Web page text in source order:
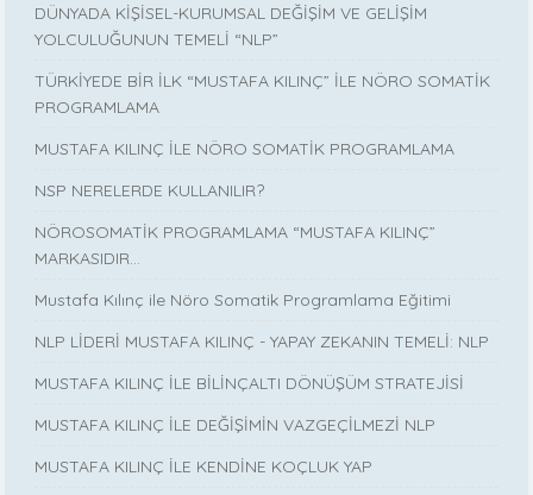
DÜNYADA KİŞİSEL-KURUMSAL DEĞİŞİM VE GELİŞİM
YOLCULUĞUNUN TEMELİ “NLP”
TÜRKİYEDE BİR İLK “MUSTAFA KILINÇ” İLE NÖRO SOMATİK
PROGRAMLAMA
MUSTAFA KILINÇ İLE NÖRO SOMATİK PROGRAMLAMA
NSP NERELERDE KULLANILIR?
NÖROSOMATİK PROGRAMLAMA “MUSTAFA KILINÇ”
MARKASIDIR…
Mustafa Kılınç ile Nöro Somatik Programlama Eğitimi
NLP LİDERİ MUSTAFA KILINÇ - YAPAY ZEKANIN TEMELİ: NLP
MUSTAFA KILINÇ İLE BİLİNÇALTI DÖNÜŞÜM STRATEJİSİ
MUSTAFA KILINÇ İLE DEĞİŞİMİN VAZGEÇİLMEZİ NLP
MUSTAFA KILINÇ İLE KENDİNE KOÇLUK YAP